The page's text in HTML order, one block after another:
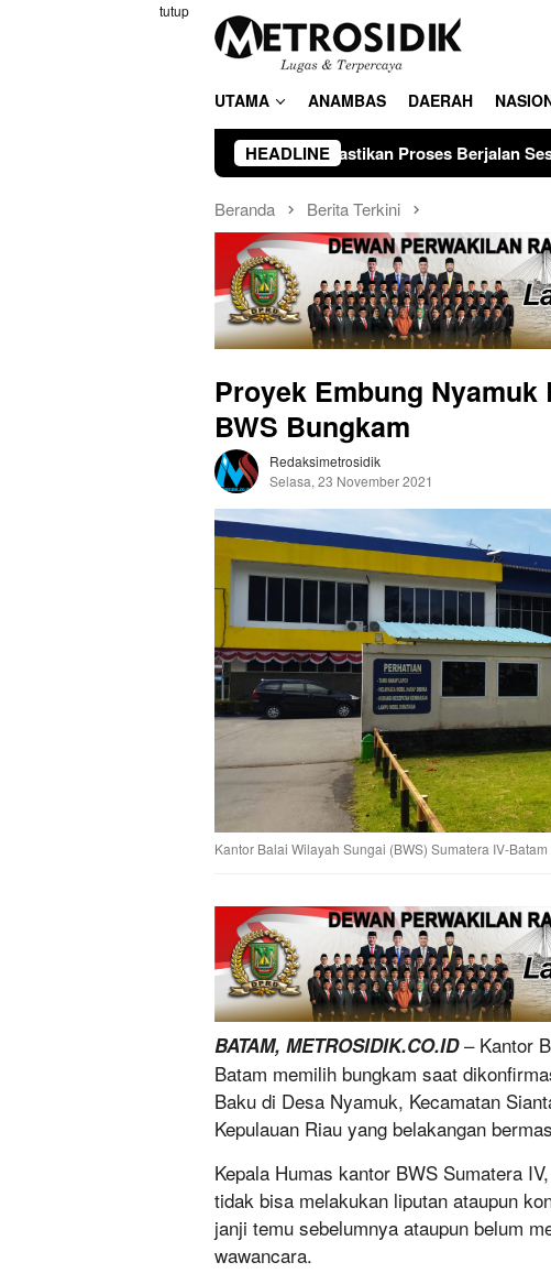
tutup
UTAMA ANAMBAS DAERAH
HEADLINE
PWI Kepri Pastikan Proses Berjalan Sesuai Aturan Organisasi
Beranda Berita Terkini
Proyek Embung
BWS Bungkam
Redaksimetrosidik
Selasa, 23 November 2021
Kantor Balai Wilayah Sungai (BWS) Sumatera IV-Batam
BATAM, METROSIDIK.CO.ID– Kantor
Batam memilih bungkam saat
Baku di Desa Nyamuk, Kecamatan
Kepulauan Riau yang belakangan
Kepala Humas kantor BWS Sumatera
tidak bisa melakukan liputan ataupun
janji temu sebelumnya ataupun belum
wawancara.